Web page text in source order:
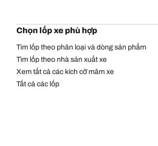
Chọn lốp xe phù hợp
Tìm lốp theo phân loại và dòng sản phẩm
Tìm lốp theo nhà sản xuất xe
Xem tất cả các kích cỡ mâm xe
Tất cả các lốp